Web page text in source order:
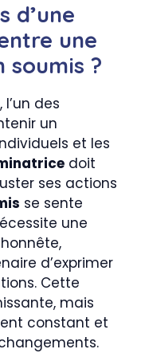
d’une
une
soumis ?
l’un des
un
et les
doit
ses actions
se sente
une
d’exprimer
Cette
mais
constant et